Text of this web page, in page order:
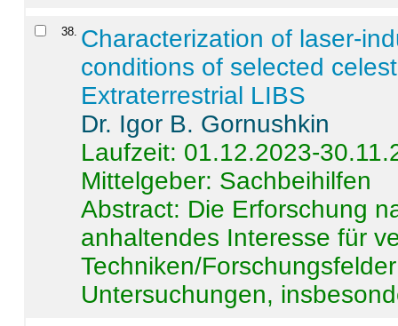
38. Characterization of laser-
conditions of selected
Extraterrestrial LIBS
Dr. Igor B. Gornushkin
Laufzeit: 01.12.2023-
Mittelgeber: Sachbeihilfen
Abstract: Die Erforschung
anhaltendes Interesse für
Techniken/
Untersuchungen,